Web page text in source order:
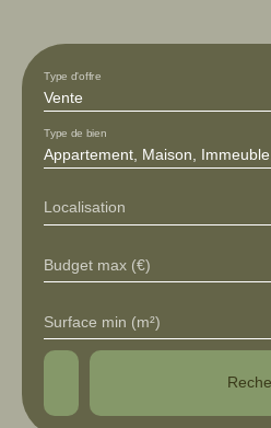
Vente
Type d'offre
Type de bien
Localisation
Budget max (€)
Surface min (m²)